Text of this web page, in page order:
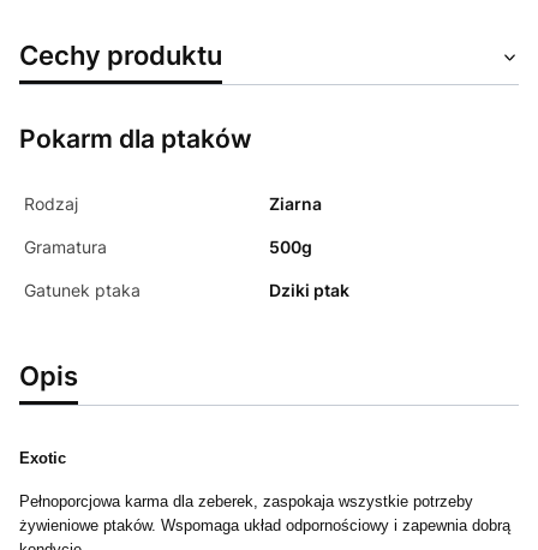
Cechy produktu
Pokarm dla ptaków
Rodzaj Ziarna
Gramatura 500g
Gatunek ptaka Dziki ptak
Opis
Exotic
Pełnoporcjowa karma dla zeberek, zaspokaja wszystkie potrzeby
żywieniowe ptaków. Wspomaga układ odpornościowy i zapewnia dobrą